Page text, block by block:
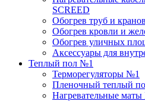
SCREED
Обогрев труб и
Обогрев кровли и
Обогрев уличных
Аксессуары для
Теплый пол №1
Терморегуляторы №1
Пленочный теплый
Нагревательные